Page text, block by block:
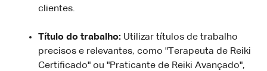
clientes.
Título do trabalho: Utilizar títulos de trabalho
precisos e relevantes, como "Terapeuta de Reiki
Certificado" ou "Praticante de Reiki Avançado",